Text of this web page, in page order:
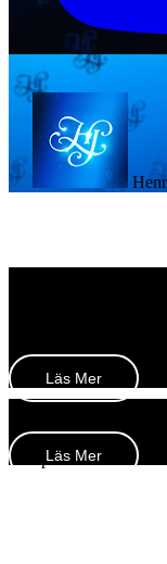
entreprenör
Läs Mer
Om Henrik Jönsson
Henrik Jönsson är en
som publicerar
Läs Mer